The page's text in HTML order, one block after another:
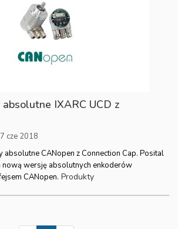
IXARC UCD z
7 cze 2018
absolutne CANopen z Connection Cap. Posital
nową wersję absolutnych enkoderów
CANopen. Produkty